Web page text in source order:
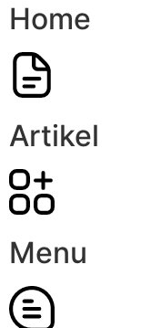
Home
Artikel
Menu